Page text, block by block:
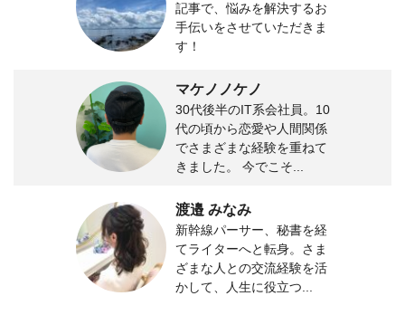
記事で、悩みを解決するお
手伝いをさせていただきま
す！
マケノノケノ
30代後半のIT系会社員。10
代の頃から恋愛や人間関係
でさまざまな経験を重ねて
きました。 今でこそ...
渡邉 みなみ
新幹線パーサー、秘書を経
てライターへと転身。さま
ざまな人との交流経験を活
かして、人生に役立つ...